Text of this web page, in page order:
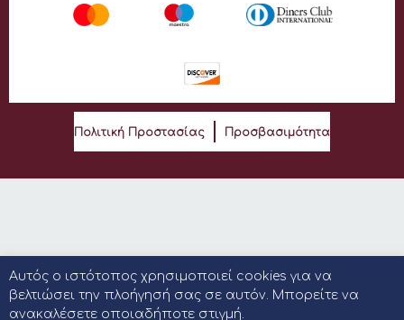
Πολιτική Προστασίας Προσβασιμότητα
Αυτός ο ιστότοπος χρησιμοποιεί cookies για να
βελτιώσει την πλοήγησή σας σε αυτόν. Μπορείτε να
ανακαλέσετε οποιαδήποτε στιγμή.